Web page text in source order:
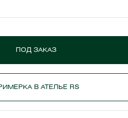
ПОД ЗАКАЗ
В АТЕЛЬЕ RS